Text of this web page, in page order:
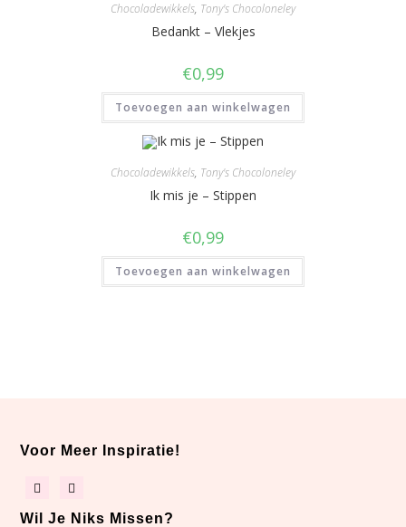
Chocoladewikkels, Tony's Chocoloneley
Bedankt – Vlekjes
€0,99
Toevoegen aan winkelwagen
Chocoladewikkels, Tony's Chocoloneley
Ik mis je – Stippen
€0,99
Toevoegen aan winkelwagen
Voor Meer Inspiratie!
Wil Je Niks Missen?